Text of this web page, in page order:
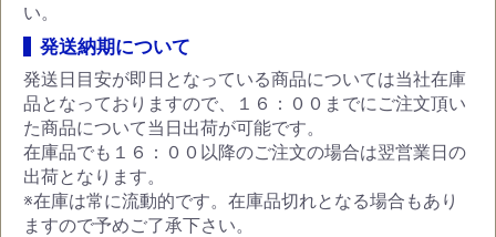
い。
発送納期について
発送日目安が即日となっている商品については当社在庫
品となっておりますので、１６：００までにご注文頂い
た商品について当日出荷が可能です。
在庫品でも１６：００以降のご注文の場合は翌営業日の
出荷となります。
※在庫は常に流動的です。在庫品切れとなる場合もあり
ますので予めご了承下さい。